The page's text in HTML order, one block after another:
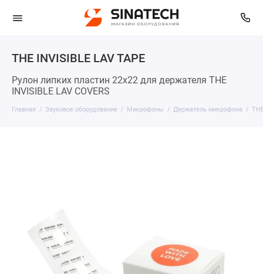
THE INVISIBLE LAV TAPE
Рулон липких пластин 22х22 для держателя THE
INVISIBLE LAV COVERS
Главная Звуковое оборудование Микрофоны Держатель микрофона